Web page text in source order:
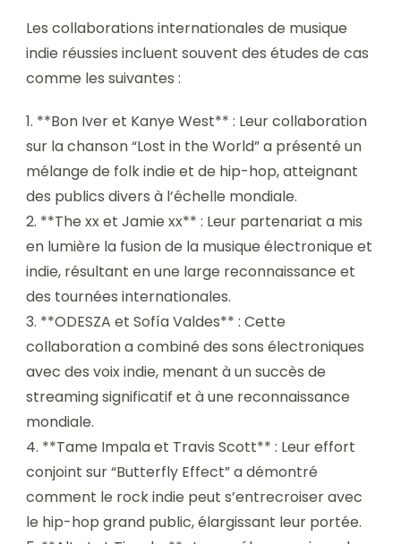
Les collaborations internationales de musique
indie réussies incluent souvent des études de cas
comme les suivantes :
1. **Bon Iver et Kanye West** : Leur collaboration
sur la chanson “Lost in the World” a présenté un
mélange de folk indie et de hip-hop, atteignant
des publics divers à l’échelle mondiale.
2. **The xx et Jamie xx** : Leur partenariat a mis
en lumière la fusion de la musique électronique et
indie, résultant en une large reconnaissance et
des tournées internationales.
3. **ODESZA et Sofía Valdes** : Cette
collaboration a combiné des sons électroniques
avec des voix indie, menant à un succès de
streaming significatif et à une reconnaissance
mondiale.
4. **Tame Impala et Travis Scott** : Leur effort
conjoint sur “Butterfly Effect” a démontré
comment le rock indie peut s’entrecroiser avec
le hip-hop grand public, élargissant leur portée.